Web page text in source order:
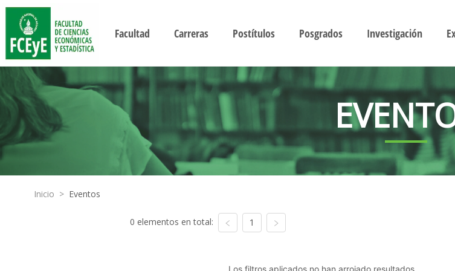
Facultad Carreras Postítulos Posgrados Investigación
Inicio > Eventos
0 elementos en total: 1
Los filtros aplicados no han arrojado resultados